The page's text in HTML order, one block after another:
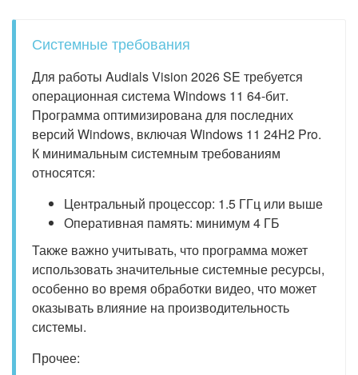
Системные требования
Для работы Audials Vision 2026 SE требуется
операционная система Windows 11 64-бит.
Программа оптимизирована для последних
версий Windows, включая Windows 11 24H2 Pro.
К минимальным системным требованиям
относятся:
Центральный процессор: 1.5 ГГц или выше
Оперативная память: минимум 4 ГБ
Также важно учитывать, что программа может
использовать значительные системные ресурсы,
особенно во время обработки видео, что может
оказывать влияние на производительность
системы.
Прочее: